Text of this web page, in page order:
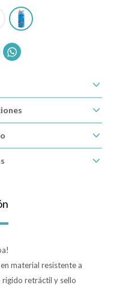

material resistente a
retráctil y sello